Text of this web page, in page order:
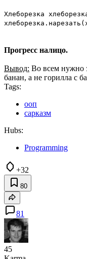
Хлеборезка
Прогресс налицо.
Вывод: Во всем нужно
банан, а не горилла с
Tags:
ооп
сарказм
Hubs:
Programming
+32
80
81
45